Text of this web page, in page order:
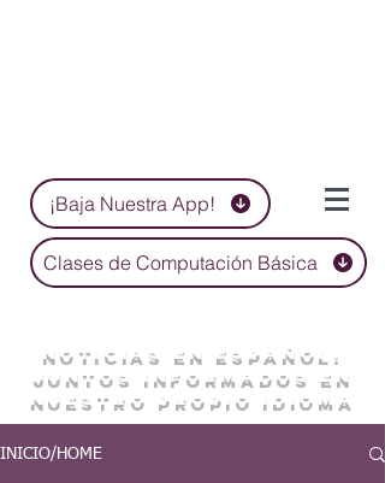
¡Baja Nuestra App!
Clases de Computación Básica
NOTICIAS EN ESPAÑOL:
JUNTOS INFORMADOS EN
NUESTRO PROPIO IDIOMA
INICIO/HOME